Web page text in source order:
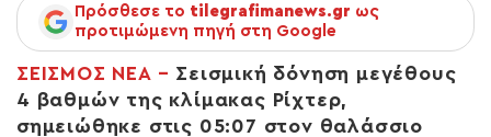
Πρόσθεσε το tilegrafimanews.gr ως
προτιμώμενη πηγή στη Google
ΣΕΙΣΜΟΣ ΝΕΑ – Σεισμική δόνηση μεγέθους
4 βαθμών της κλίμακας Ρίχτερ,
σημειώθηκε στις 05:07 στον θαλάσσιο